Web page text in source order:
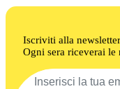
Iscriviti alla
Ogni sera riceverai le